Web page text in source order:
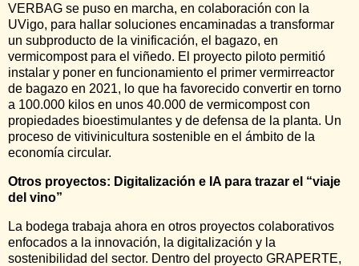
VERBAG se puso en marcha, en colaboración con la
UVigo, para hallar soluciones encaminadas a transformar
un subproducto de la vinificación, el bagazo, en
vermicompost para el viñedo. El proyecto piloto permitió
instalar y poner en funcionamiento el primer vermirreactor
de bagazo en 2021, lo que ha favorecido convertir en torno
a 100.000 kilos en unos 40.000 de vermicompost con
propiedades bioestimulantes y de defensa de la planta. Un
proceso de vitivinicultura sostenible en el ámbito de la
economía circular.
Otros proyectos: Digitalización e IA para trazar el “viaje
del vino”
La bodega trabaja ahora en otros proyectos colaborativos
enfocados a la innovación, la digitalización y la
sostenibilidad del sector. Dentro del proyecto GRAPERTE,